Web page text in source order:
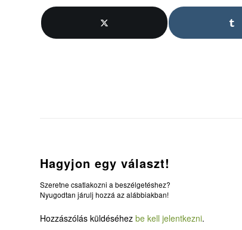
Hagyjon egy választ!
Szeretne csatlakozni a beszélgetéshez?
Nyugodtan járulj hozzá az alábbiakban!
Hozzászólás küldéséhez be kell jelentkezni.